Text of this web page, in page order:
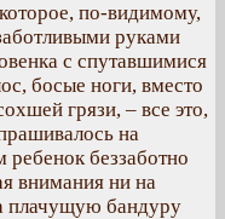
по-видимому,
руками
с спутавшимися
босые ноги, вместо
грязи, – все это,
на
беззаботно
внимания ни на
плачущую бандуру